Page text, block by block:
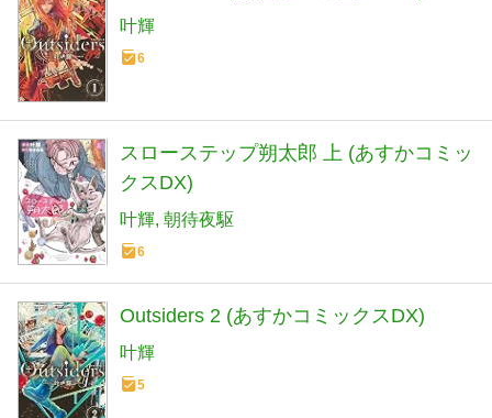
叶輝
6
スローステップ朔太郎 上 (あすかコミッ
クスDX)
叶輝 朝待夜駆
6
Outsiders 2 (あすかコミックスDX)
叶輝
5